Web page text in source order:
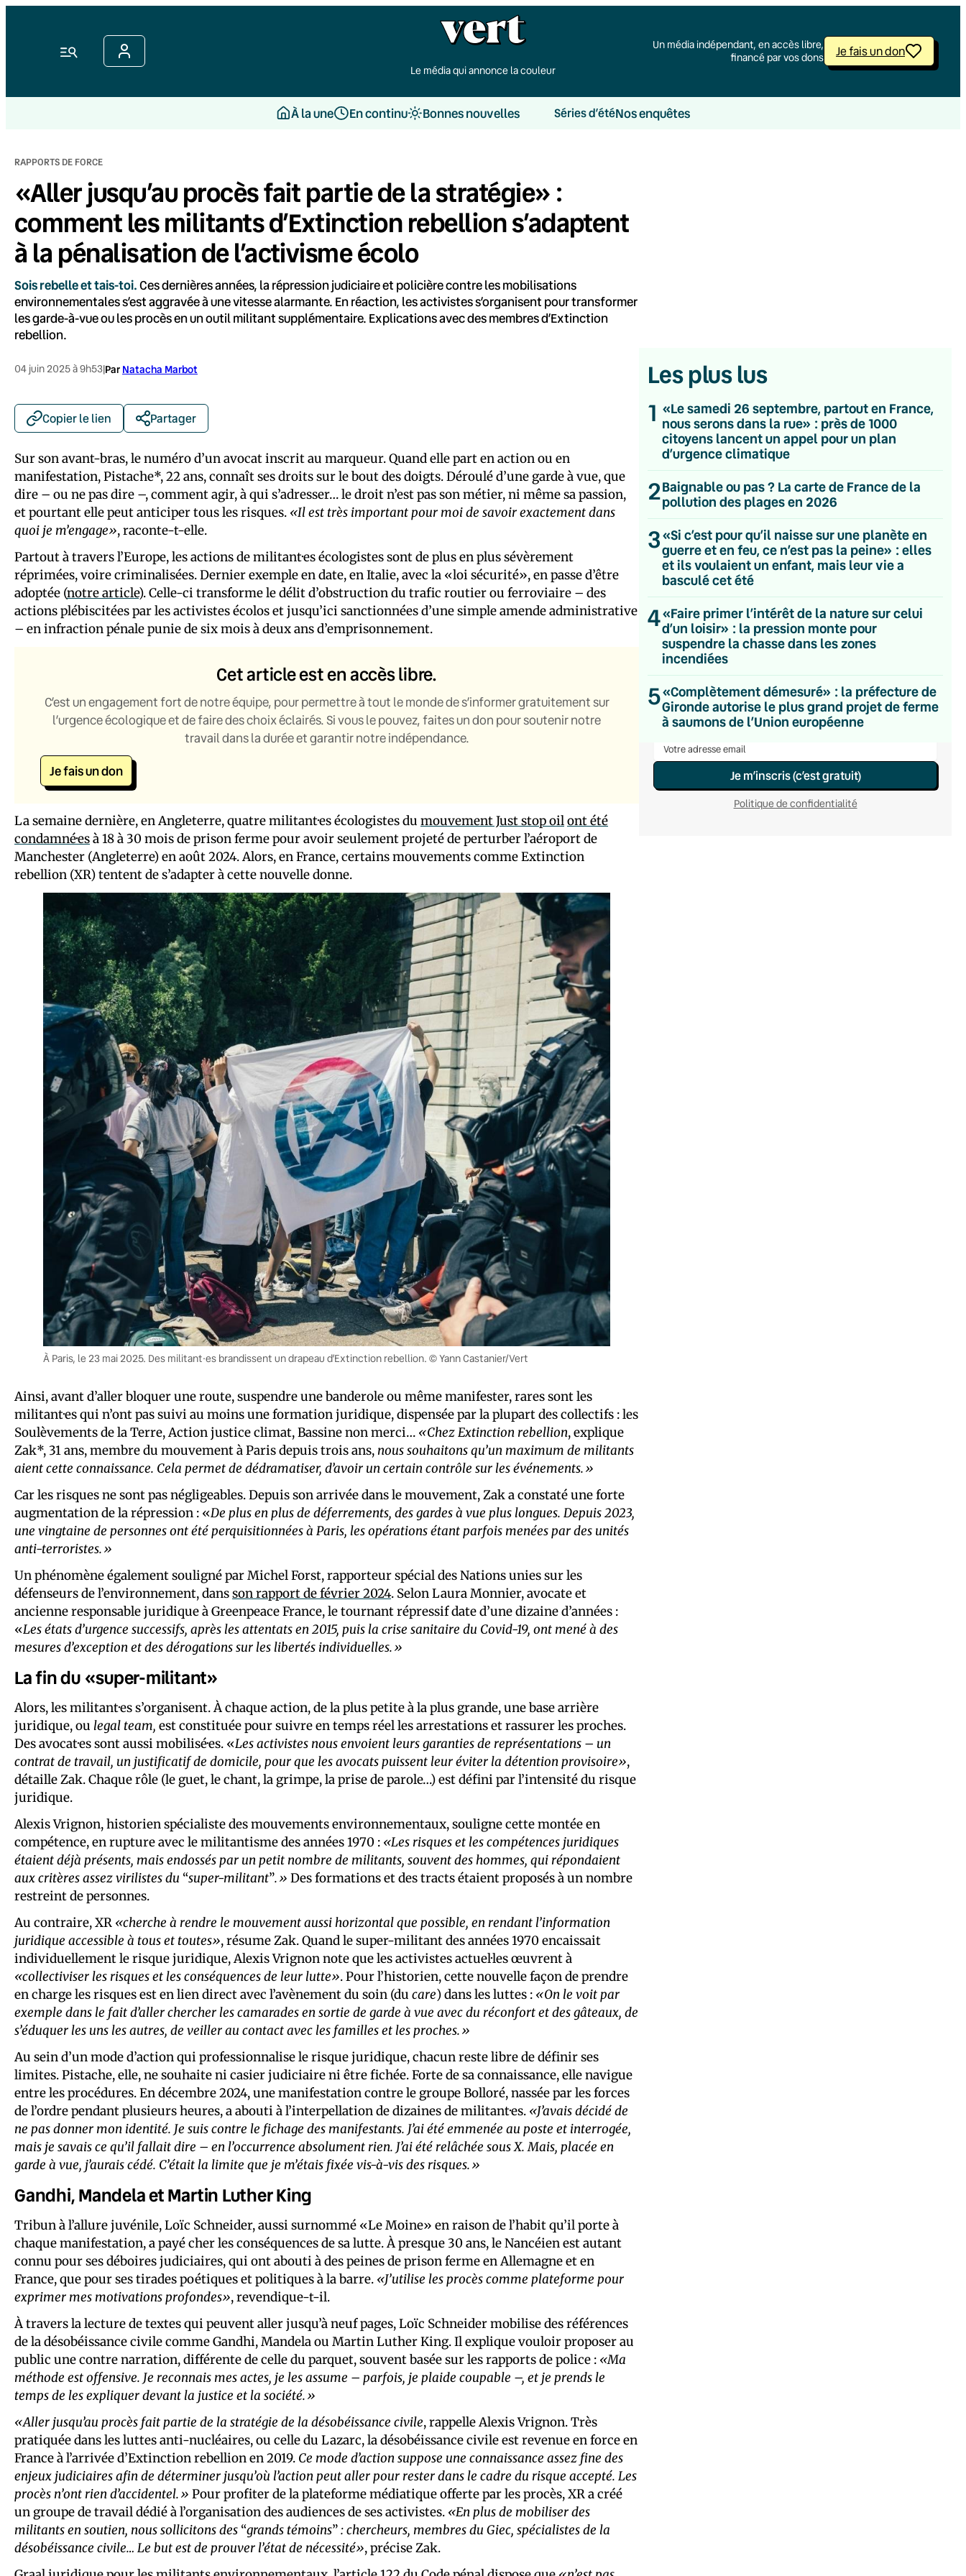
Menu
Le média qui annonce la couleur
Un média indépendant, en accès libre,
financé par vos dons
Je fais un don
À la une En continu Bonnes nouvelles Séries d’étéNos enquêtes
RAPPORTS DE FORCE
«Aller jusqu’au procès fait partie de la stratégie» :
comment les militants d’Extinction rebellion s’adaptent
à la pénalisation de l’activisme écolo
Sois rebelle et tais-toi.Ces dernières années, la répression judiciaire et policière contre les mobilisations
environnementales s’est aggravée à une vitesse alarmante. En réaction, les activistes s’organisent pour transformer
les garde-à-vue ou les procès en un outil militant supplémentaire. Explications avec des membres d’Extinction
rebellion.
04 juin 2025 à 9h53|Par Natacha Marbot
Copier le lien Partager
Sur son avant-bras, le numéro d’un avocat inscrit au marqueur. Quand elle part en action ou en
manifestation, Pistache*, 22 ans, connaît ses droits sur le bout des doigts. Déroulé d’une garde à vue, que
dire – ou ne pas dire –, comment agir, à qui s’adresser… le droit n’est pas son métier, ni même sa passion,
et pourtant elle peut anticiper tous les risques. «Il est très important pour moi de savoir exactement dans
quoi je m’engage», raconte-t-elle.
Partout à travers l’Europe, les actions de militant·es écologistes sont de plus en plus sévèrement
réprimées, voire criminalisées. Dernier exemple en date, en Italie, avec la «loi sécurité», en passe d’être
adoptée (notre article). Celle-ci transforme le délit d’obstruction du trafic routier ou ferroviaire – des
actions plébiscitées par les activistes écolos et jusqu’ici sanctionnées d’une simple amende administrative
– en infraction pénale punie de six mois à deux ans d’emprisonnement.
Cet article est en accès libre.
C’est un engagement fort de notre équipe, pour permettre à tout le monde de s’informer gratuitement sur
l’urgence écologique et de faire des choix éclairés. Si vous le pouvez, faites un don pour soutenir notre
travail dans la durée et garantir notre indépendance.
Je fais un don
La semaine dernière, en Angleterre, quatre militant·es écologistes du mouvement Just stop oilont été
condamné·esà 18 à 30 mois de prison ferme pour avoir seulement projeté de perturber l’aéroport de
Manchester (Angleterre) en août 2024. Alors, en France, certains mouvements comme Extinction
rebellion (XR) tentent de s’adapter à cette nouvelle donne.
À Paris, le 23 mai 2025. Des militant·es brandissent un drapeau d’Extinction rebellion. © Yann Castanier/Vert
Ainsi, avant d’aller bloquer une route, suspendre une banderole ou même manifester, rares sont les
militant·es qui n’ont pas suivi au moins une formation juridique, dispensée par la plupart des collectifs : les
Soulèvements de la Terre, Action justice climat, Bassine non merci… «Chez Extinction rebellion, explique
Zak*, 31 ans, membre du mouvement à Paris depuis trois ans, nous souhaitons qu’un maximum de militants
aient cette connaissance. Cela permet de dédramatiser, d’avoir un certain contrôle sur les événements.»
Car les risques ne sont pas négligeables. Depuis son arrivée dans le mouvement, Zak a constaté une forte
augmentation de la répression : «De plus en plus de déferrements, des gardes à vue plus longues. Depuis 2023,
une vingtaine de personnes ont été perquisitionnées à Paris, les opérations étant parfois menées par des unités
anti-terroristes.»
Un phénomène également souligné par Michel Forst, rapporteur spécial des Nations unies sur les
défenseurs de l’environnement, dansson rapport de février 2024. Selon Laura Monnier, avocate et
ancienne responsable juridique à Greenpeace France, le tournant répressif date d’une dizaine d’années :
«Les états d’urgence successifs, après les attentats en 2015, puis la crise sanitaire du Covid-19, ont mené à des
mesures d’exception et des dérogations sur les libertés individuelles.»
La fin du «super-militant»
Alors, les militant·es s’organisent. À chaque action, de la plus petite à la plus grande, une base arrière
juridique, ou legal team, est constituée pour suivre en temps réel les arrestations et rassurer les proches.
Des avocat·es sont aussi mobilisé·es. «Les activistes nous envoient leurs garanties de représentations – un
contrat de travail, un justificatif de domicile, pour que les avocats puissent leur éviter la détention provisoire»,
détaille Zak. Chaque rôle (le guet, le chant, la grimpe, la prise de parole…) est défini par l’intensité du risque
juridique.
Alexis Vrignon, historien spécialiste des mouvements environnementaux, souligne cette montée en
compétence, en rupture avec le militantisme des années 1970 : «Les risques et les compétences juridiques
étaient déjà présents, mais endossés par un petit nombre de militants, souvent des hommes, qui répondaient
aux critères assez virilistes du “super-militant”.» Des formations et des tracts étaient proposés à un nombre
restreint de personnes.
Au contraire, XR «cherche à rendre le mouvement aussi horizontal que possible, en rendant l’information
juridique accessible à tous et toutes», résume Zak. Quand le super-militant des années 1970 encaissait
individuellement le risque juridique, Alexis Vrignon note que les activistes actuel·les œuvrent à
«collectiviser les risques et les conséquences de leur lutte». Pour l’historien, cette nouvelle façon de prendre
en charge les risques est en lien direct avec l’avènement du soin (du care) dans les luttes : «On le voit par
exemple dans le fait d’aller chercher les camarades en sortie de garde à vue avec du réconfort et des gâteaux, de
s’éduquer les uns les autres, de veiller au contact avec les familles et les proches.»
Au sein d’un mode d’action qui professionnalise le risque juridique, chacun reste libre de définir ses
limites. Pistache, elle, ne souhaite ni casier judiciaire ni être fichée. Forte de sa connaissance, elle navigue
entre les procédures. En décembre 2024, une manifestation contre le groupe Bolloré, nassée par les forces
de l’ordre pendant plusieurs heures, a abouti à l’interpellation de dizaines de militant·es. «J’avais décidé de
ne pas donner mon identité. Je suis contre le fichage des manifestants. J’ai été emmenée au poste et interrogée,
mais je savais ce qu’il fallait dire – en l’occurrence absolument rien. J’ai été relâchée sous X. Mais, placée en
garde à vue, j’aurais cédé. C’était la limite que je m’étais fixée vis-à-vis des risques.»
Gandhi, Mandela et Martin Luther King
Tribun à l’allure juvénile, Loïc Schneider, aussi surnommé «Le Moine» en raison de l’habit qu’il porte à
chaque manifestation, a payé cher les conséquences de sa lutte. À presque 30 ans, le Nancéien est autant
connu pour ses déboires judiciaires, qui ont abouti à des peines de prison ferme en Allemagne et en
France, que pour ses tirades poétiques et politiques à la barre. «J’utilise les procès comme plateforme pour
exprimer mes motivations profondes», revendique-t-il.
À travers la lecture de textes qui peuvent aller jusqu’à neuf pages, Loïc Schneider mobilise des références
de la désobéissance civile comme Gandhi, Mandela ou Martin Luther King. Il explique vouloir proposer au
public une contre narration, différente de celle du parquet, souvent basée sur les rapports de police : «Ma
méthode est offensive. Je reconnais mes actes, je les assume – parfois, je plaide coupable –, et je prends le
temps de les expliquer devant la justice et la société.»
«Aller jusqu’au procès fait partie de la stratégie de la désobéissance civile, rappelle Alexis Vrignon. Très
pratiquée dans les luttes anti-nucléaires, ou celle du Lazarc, la désobéissance civile est revenue en force en
France à l’arrivée d’Extinction rebellion en 2019. Ce mode d’action suppose une connaissance assez fine des
enjeux judiciaires afin de déterminer jusqu’où l’action peut aller pour rester dans le cadre du risque accepté. Les
procès n’ont rien d’accidentel.» Pour profiter de la plateforme médiatique offerte par les procès, XR a créé
un groupe de travail dédié à l’organisation des audiences de ses activistes. «En plus de mobiliser des
militants en soutien, nous sollicitons des “grands témoins”: chercheurs, membres du Giec, spécialistes de la
désobéissance civile… Le but est de prouver l’état de nécessité», précise Zak.
Les plus lus
1 «Le samedi 26 septembre, partout en France,
nous serons dans la rue» : près de 1000
citoyens lancent un appel pour un plan
d’urgence climatique
2Baignable ou pas ? La carte de France de la
pollution des plages en 2026
3«Si c’est pour qu’il naisse sur une planète en
guerre et en feu, ce n’est pas la peine» : elles
et ils voulaient un enfant, mais leur vie a
basculé cet été
4«Faire primer l’intérêt de la nature sur celui
d’un loisir» : la pression monte pour
suspendre la chasse dans les zones
incendiées
5«Complètement démesuré» : la préfecture de
Gironde autorise le plus grand projet de ferme
à saumons de l’Union européenne
💌 Inscrivez-vous à nos newsletters
Quotidienne
Du lundi au vendredi
Hebdomadaire
Le samedi
Une fois par mois
C’était Mieux Après
Occasionnelle
Je m’inscris (c’est gratuit)
Politique de confidentialité